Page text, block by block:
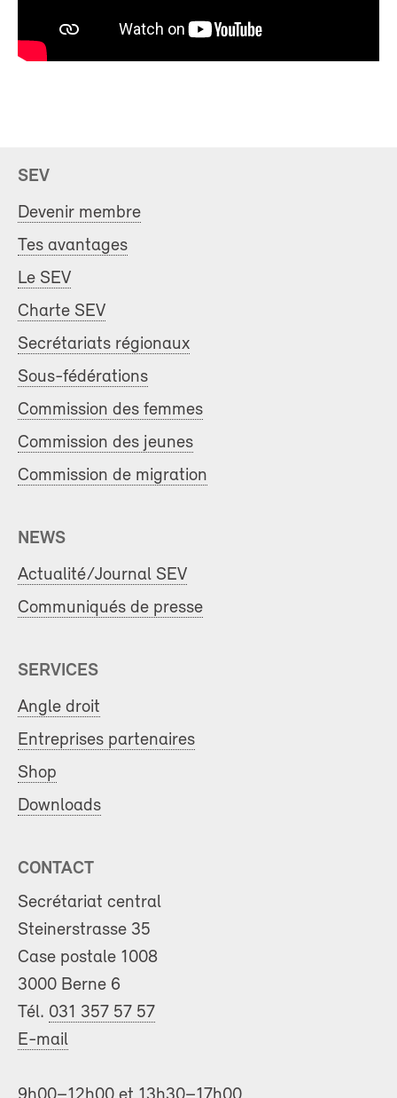
SEV
Devenir membre
Tes avantages
Le SEV
Charte SEV
Secrétariats régionaux
Sous-fédérations
Commission des femmes
Commission des jeunes
Commission de migration
NEWS
Actualité/Journal SEV
Communiqués de presse
SERVICES
Angle droit
Entreprises partenaires
Shop
Downloads
CONTACT
Secrétariat central
Steinerstrasse 35
Case postale 1008
3000 Berne 6
Tél. 031 357 57 57
E-mail